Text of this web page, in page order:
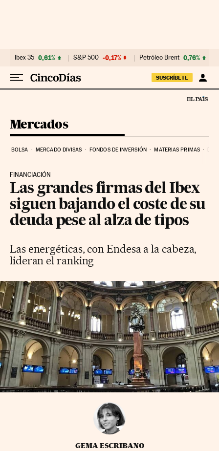
Ibex 35 0,61% S&P 500 -0,17% Petróleo Brent 0,76%
SUSCRÍBETE
Mercados
BOLSA MERCADO DIVISAS FONDOS DE INVERSIÓN MATERIAS PRIMAS
FINANCIACIÓN
Las grandes firmas del Ibex
siguen bajando el coste de su
deuda pese al alza de tipos
Las energéticas, con Endesa a la cabeza,
lideran el ranking
GEMA ESCRIBANO